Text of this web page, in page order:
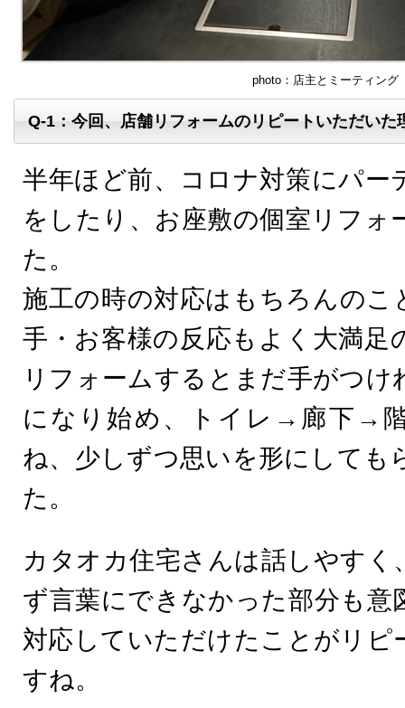
photo：店主とミーティング
Q-1：今回、店舗リフォームのリピートいただいた
半年ほど前、コロナ対策にパー
をしたり、お座敷の個室リフォ
た。
施工の時の対応はもちろんのこ
手・お客様の反応もよく大満足
リフォームするとまだ手がつけ
になり始め、トイレ→廊下→
ね、少しずつ思いを形にしても
た。
カタオカ住宅さんは話しやすく
ず言葉にできなかった部分も意
対応していただけたことがリピ
すね。